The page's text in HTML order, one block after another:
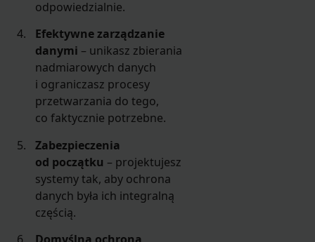
odpowiedzialnie.
Efektywne zarządzanie
danymi – unikasz zbierania
nadmiarowych danych
i ograniczasz procesy
przetwarzania do tego,
co faktycznie potrzebne.
Zabezpieczenia
od początku – projektujesz
systemy tak, aby ochrona
danych była ich integralną
częścią.